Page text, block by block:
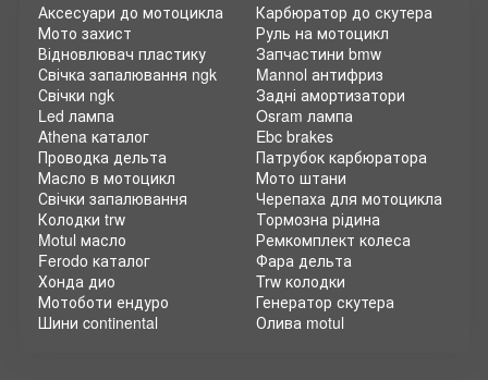
Аксесуари до мотоцикла
Мото захист
Відновлювач пластику
Свічка запалювання ngk
Свічки ngk
Led лампа
Athena каталог
Проводка дельта
Карбюратор до скутера
Руль на мотоцикл
Запчастини bmw
Mannol антифриз
Задні амортизатори
Osram лампа
Ebc brakes
Патрубок карбюратора
Масло в мотоцикл
Свічки запалювання
Колодки trw
Motul масло
Ferodo каталог
Хонда дио
Мотоботи ендуро
Шини continental
Мото штани
Черепаха для мотоцикла
Тормозна рідина
Ремкомплект колеса
Фара дельта
Trw колодки
Генератор скутера
Олива motul